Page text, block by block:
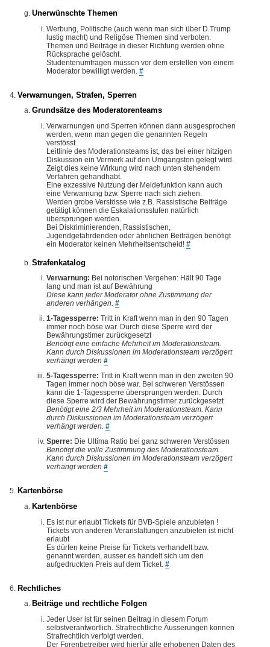
Unerwünschte Themen
Werbung, Politische (auch wenn man sich über D.Trump
lustig macht) und Religöse Themen sind verboten.
Themen und Beiträge in dieser Richtung werden ohne
Rücksprache gelöscht.
Studentenumfragen müssen vor dem erstellen von einem
Moderator bewilligt werden. #
Verwarnungen, Strafen, Sperren
Grundsätze des Moderatorenteams
Verwarnungen und Sperren können dann ausgesprochen
werden, wenn man gegen die genannten Regeln
verstösst.
Leitlinie des Moderationsteams ist, das bei einer hitzigen
Diskussion ein Vermerk auf den Umgangston gelegt wird.
Zeigt dies keine Wirkung wird nach unten stehendem
Verfahren gehandhabt.
Eine exzessive Nutzung der Meldefunktion kann auch
eine Verwarnung bzw. Sperre nach sich ziehen.
Werden grobe Verstösse wie z.B. Rassistische Beiträge
getätigt können die Eskalationsstufen natürlich
übersprungen werden.
Bei Diskriminierenden, Rassistischen,
Jugendgefährdenden oder ähnlichen Beiträgen benötigt
ein Moderator keinen Mehrheitsentscheid! #
Strafenkatalog
Verwarnung: Bei notorischen Vergehen: Hält 90 Tage
lang und man ist auf Bewährung
Diese kann jeder Moderator ohne Zustimmung der
anderen verhängen. #
1-Tagessperre: Tritt in Kraft wenn man in den 90 Tagen
immer noch böse war. Durch diese Sperre wird der
Bewährungstimer zurückgesetzt
Benötigt eine einfache Mehrheit im Moderationsteam.
Kann durch Diskussionen im Moderationsteam verzögert
verhängt werden #
5-Tagessperre: Tritt in Kraft wenn man in den zweiten 90
Tagen immer noch böse war. Bei schweren Verstössen
kann die 1-Tagessperre übersprungen werden. Durch
diese Sperre wird der Bewährungstimer zurückgesetzt
Benötigt eine 2/3 Mehrheit im Moderationsteam. Kann
durch Diskussionen im Moderationsteam verzögert
verhängt werden. #
Sperre: Die Ultima Ratio bei ganz schweren Verstössen
Benötigt die volle Zustimmung des Moderationsteam.
Kann durch Diskussionen im Moderationsteam verzögert
verhängt werden #
Kartenbörse
Kartenbörse
Es ist nur erlaubt Tickets für BVB-Spiele anzubieten !
Tickets von anderen Veranstaltungen anzubieten ist nicht
erlaubt
Es dürfen keine Preise für Tickets verhandelt bzw.
genannt werden, ausser es handelt sich um den
aufgedruckten Preis auf dem Ticket. #
Rechtliches
Beiträge und rechtliche Folgen
Jeder User ist für seinen Beitrag in diesem Forum
selbstverantwortlich. Strafrechtliche Äusserungen können
Strafrechtlich verfolgt werden.
Der Forenbetreiber wird hierfür alle erhobenen Daten des